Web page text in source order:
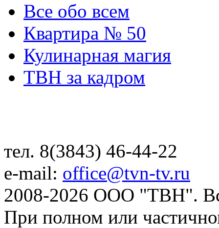
Все обо всем
Квартира № 50
Кулинарная магия
ТВН за кадром
тел. 8(3843) 46-44-22
e-mail: office@tvn-tv.ru
2008-2026 ООО "ТВН".
При полном или